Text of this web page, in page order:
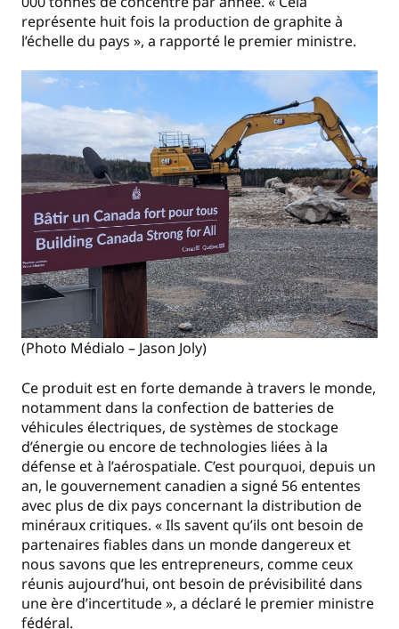
représente huit fois la production de graphite à
l’échelle du pays », a rapporté le premier ministre.
(Photo Médialo – Jason Joly)
Ce produit est en forte demande à travers le monde,
notamment dans la confection de batteries de
véhicules électriques, de systèmes de stockage
d’énergie ou encore de technologies liées à la
défense et à l’aérospatiale. C’est pourquoi, depuis un
an, le gouvernement canadien a signé 56 ententes
avec plus de dix pays concernant la distribution de
minéraux critiques. « Ils savent qu’ils ont besoin de
partenaires fiables dans un monde dangereux et
nous savons que les entrepreneurs, comme ceux
réunis aujourd’hui, ont besoin de prévisibilité dans
une ère d’incertitude », a déclaré le premier ministre
fédéral.